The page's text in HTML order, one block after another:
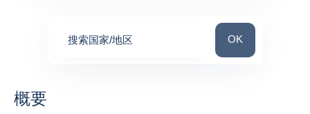
搜索国家/地区 搜索国家/地区
OK
概要